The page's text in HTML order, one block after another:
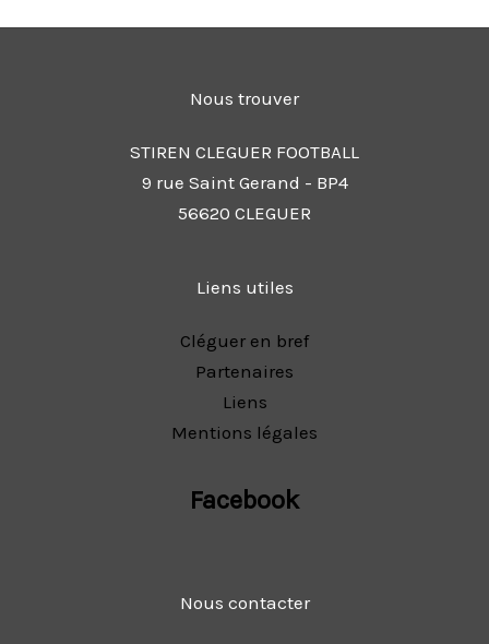
Nous trouver
STIREN CLEGUER FOOTBALL
9 rue Saint Gerand - BP4
56620 CLEGUER
Liens utiles
Cléguer en bref
Partenaires
Liens
Mentions légales
Facebook
Nous contacter